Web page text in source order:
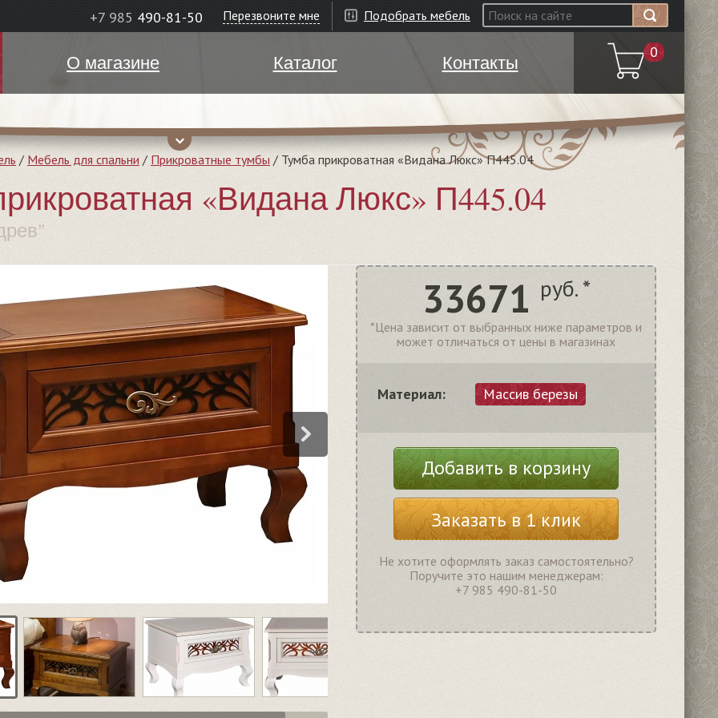
+7 985 490-81-50 Перезвоните мне Подобрать мебель
0
О магазине Каталог Контакты
/ Мебель для спальни / Прикроватные тумбы / Тумба прикроватная «Видана Люкс» П445.04
«Видана Люкс» П445.04
33671 руб. *
*Цена зависит от выбранных ниже параметров и
может отличаться от цены в магазинах
Материал: Массив березы
Добавить в корзину
Заказать в 1 клик
Не хотите оформлять заказ самостоятельно?
Поручите это нашим менеджерам:
+7 985 490-81-50